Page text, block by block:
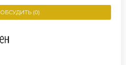
ОБСУДИТЬ (0)